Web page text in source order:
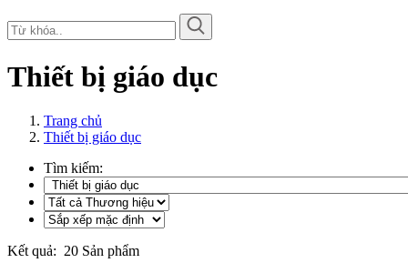
Thiết bị giáo dục
Trang chủ
Thiết bị giáo dục
Tìm kiếm:
Kết quả: 20 Sản phẩm